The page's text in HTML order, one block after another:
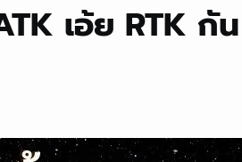
เอ้ย RTK กัน